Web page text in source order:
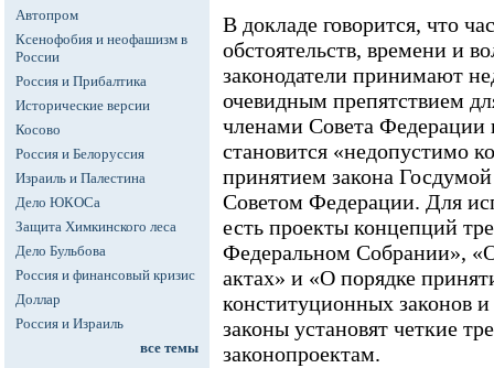
Автопром
Ксенофобия и неофашизм в
России
Россия и Прибалтика
Исторические версии
Косово
Россия и Белоруссия
Израиль и Палестина
Дело ЮКОСа
Защита Химкинского леса
Дело Бульбова
Россия и финансовый кризис
Доллар
Россия и Израиль
все темы
В докладе говорится, что
обстоятельств, времени и
законодатели принимают
очевидным препятствием
членами Совета
становится «недопустимо
принятием закона
Советом Федерации. Для
есть проекты концепций
Федеральном Собрании»,
актах» и «О порядке
конституционных законов
законы установят четкие
законопроектам.